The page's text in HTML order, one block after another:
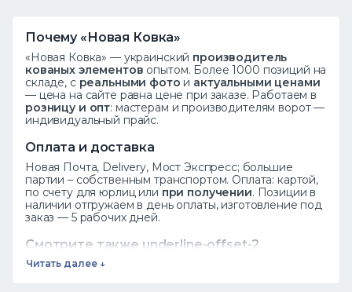
Почему «Новая Ковка»
«Новая Ковка» — украинский производитель
кованых элементов опытом. Более 1000 позиций на
складе, с реальными фото и актуальными ценами
— цена на сайте равна цене при заказе. Работаем в
розницу и опт: мастерам и производителям ворот —
индивидуальный прайс.
Оплата и доставка
Новая Почта, Delivery, Мост Экспресс; большие
партии – собственным транспортом. Оплата: картой,
по счету для юрлиц или при получении. Позиции в
наличии отгружаем в день оплаты, изготовление под
заказ — 5 рабочих дней.
Смотрите также underline-offset-2
decoration-1 decoration-current/40
Читать далее ↓